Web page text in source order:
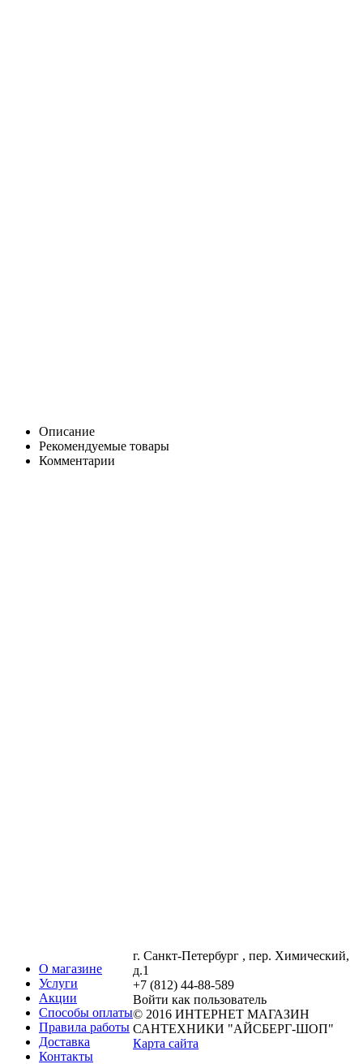
Описание
Рекомендуемые товары
Комментарии
О магазине
Услуги
Акции
Способы оплаты
Правила работы
Доставка
Контакты
г. Санкт-Петербург , пер. Химический,
д.1
+7 (812) 44-88-589
Войти как пользователь
© 2016 ИНТЕРНЕТ МАГАЗИН
САНТЕХНИКИ "АЙСБЕРГ-ШОП"
Карта сайта